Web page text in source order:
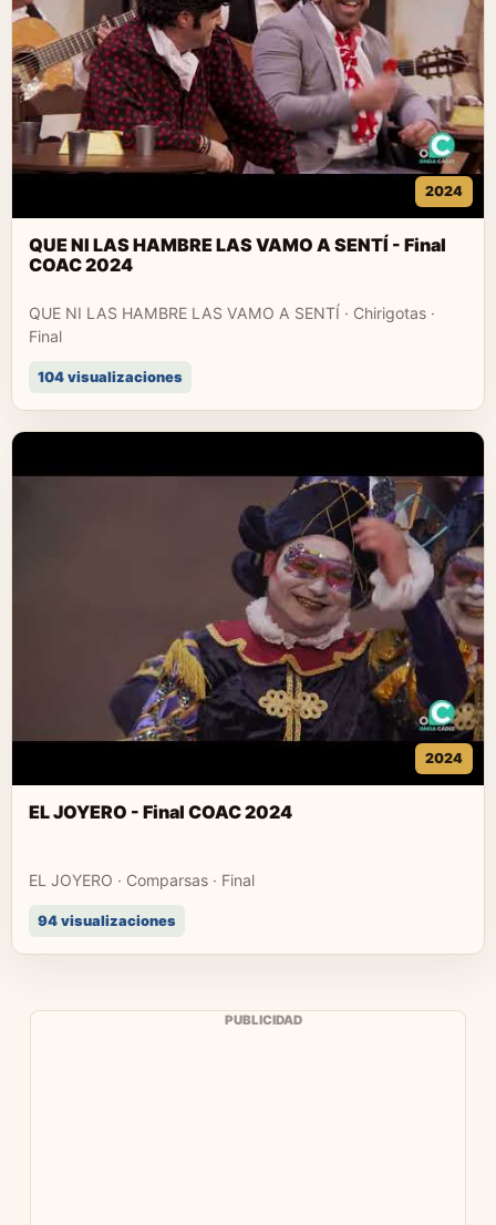
2024
QUE NI LAS HAMBRE LAS VAMO A SENTÍ - Final
COAC 2024
QUE NI LAS HAMBRE LAS VAMO A SENTÍ · Chirigotas ·
Final
104 visualizaciones
2024
EL JOYERO - Final COAC 2024
EL JOYERO · Comparsas · Final
94 visualizaciones
PUBLICIDAD